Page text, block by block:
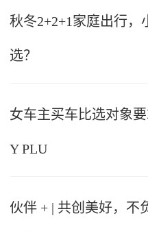
秋冬2+2+1家庭出行，
选？
女车主买车比选对象
Y PLU
伙伴 + | 共创美好，不